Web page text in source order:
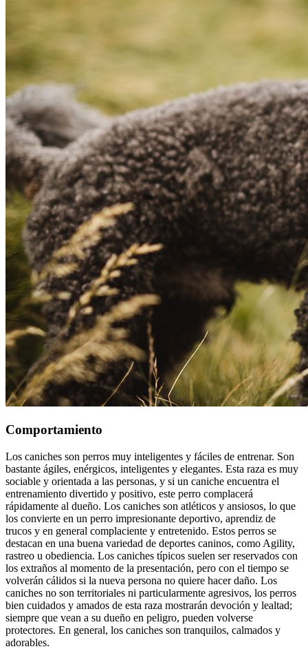
Comportamiento
Los caniches son perros muy inteligentes y fáciles de entrenar. Son
bastante ágiles, enérgicos, inteligentes y elegantes. Esta raza es muy
sociable y orientada a las personas, y si un caniche encuentra el
entrenamiento divertido y positivo, este perro complacerá
rápidamente al dueño. Los caniches son atléticos y ansiosos, lo que
los convierte en un perro impresionante deportivo, aprendiz de
trucos y en general complaciente y entretenido. Estos perros se
destacan en una buena variedad de deportes caninos, como Agility,
rastreo u obediencia. Los caniches típicos suelen ser reservados con
los extraños al momento de la presentación, pero con el tiempo se
volverán cálidos si la nueva persona no quiere hacer daño. Los
caniches no son territoriales ni particularmente agresivos, los perros
bien cuidados y amados de esta raza mostrarán devoción y lealtad;
siempre que vean a su dueño en peligro, pueden volverse
protectores. En general, los caniches son tranquilos, calmados y
adorables.